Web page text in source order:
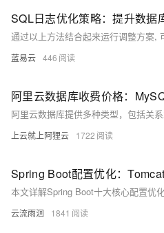
SQL日志优化策略：提升数据
蓝易云 446
上云就上阿狸云 1722
云流雨洄 1841